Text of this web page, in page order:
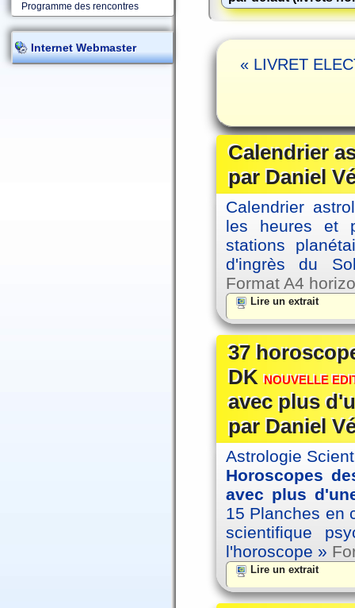
Programme des rencontres
Internet Webmaster
« LIVRET
Calendrier
par Daniel
Calendrier
les heures et
stations
d'ingrès du
Format A4
Lire un extrait
37
DKNOUVELLE
avec plus
par Daniel
Astrologie
Horoscopes
avec plus
15 Planches en
scientifique
l'horoscope »
Lire un extrait